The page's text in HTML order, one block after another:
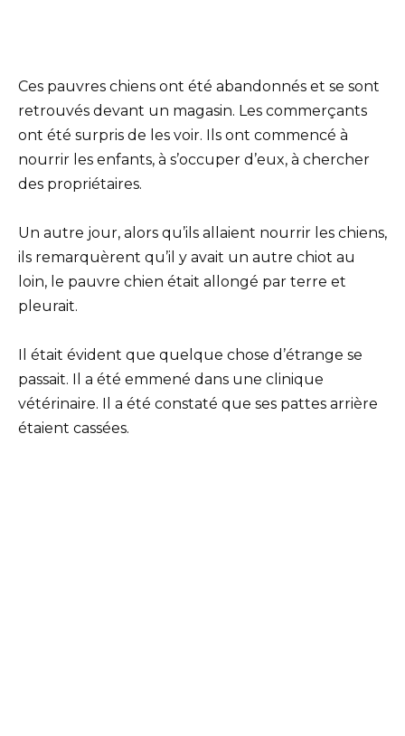
Ces pauvres chiens ont été abandonnés et se sont
retrouvés devant un magasin. Les commerçants
ont été surpris de les voir. Ils ont commencé à
nourrir les enfants, à s’occuper d’eux, à chercher
des propriétaires.
Un autre jour, alors qu’ils allaient nourrir les chiens,
ils remarquèrent qu’il y avait un autre chiot au
loin, le pauvre chien était allongé par terre et
pleurait.
Il était évident que quelque chose d’étrange se
passait. Il a été emmené dans une clinique
vétérinaire. Il a été constaté que ses pattes arrière
étaient cassées.